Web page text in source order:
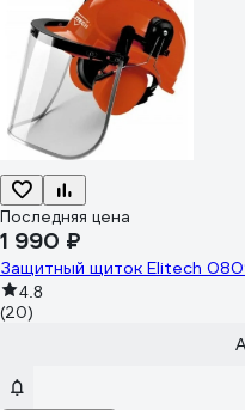
Последняя цена
1 990 ₽
Защитный щиток Elitech
4.8
(20)